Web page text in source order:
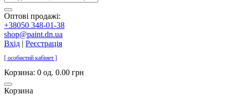
Оптові продажі:
+38050 348-01-38
shop@paint.dn.ua
Вхід | Реєстрація
[ особистий кабінет ]
Корзина: 0 од. 0.00 грн
Корзина